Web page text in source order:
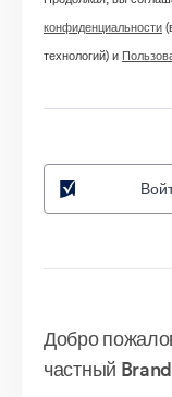
конфиденциальности
технологий) и
Добро
частный